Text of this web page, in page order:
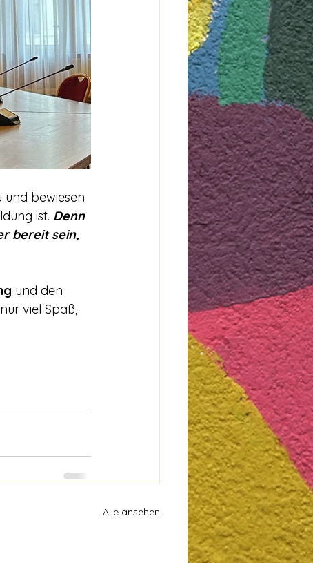
und bewiesen
ist. Denn
bereit sein,
und den
viel Spaß,
Alle ansehen